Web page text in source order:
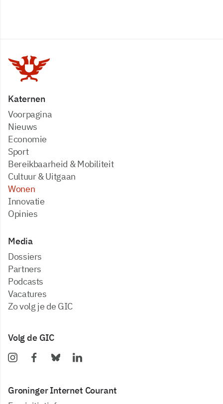
Katernen
Voorpagina
Nieuws
Economie
Sport
Bereikbaarheid & Mobiliteit
Cultuur & Uitgaan
Wonen
Innovatie
Opinies
Media
dossiers
partners
podcasts
vacatures
zo volg je de GIC
Volg de GIC
Groninger Internet Courant